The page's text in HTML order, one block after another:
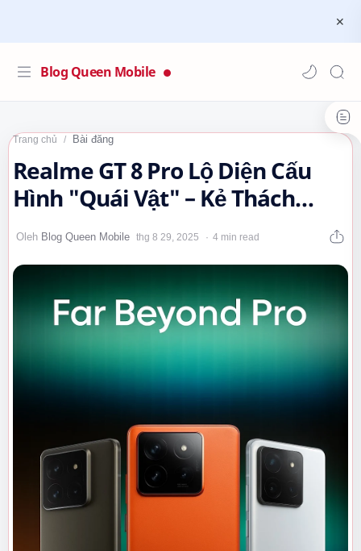
Blog Queen Mobile
Trang chủ Bài đăng
Realme GT 8 Pro Lộ Diện Cấu
Hình "Quái Vật" – Kẻ Thách
Thức Mọi Giới Hạn, Đón Chờ
Siêu…
4 min read